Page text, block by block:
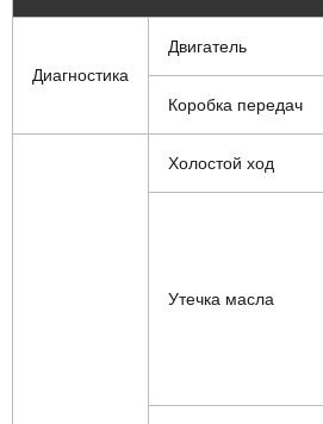
Диагностика
Двигатель
Коробка передач
Холостой ход
Утечка масла